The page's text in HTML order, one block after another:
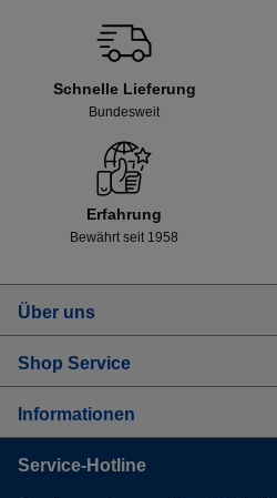
Schnelle Lieferung
Bundesweit
Erfahrung
Bewährt seit 1958
Über uns
Shop Service
Informationen
Service-Hotline